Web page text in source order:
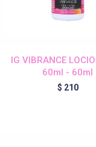
IG VIBRANCE
60ml - 60ml
$ 210